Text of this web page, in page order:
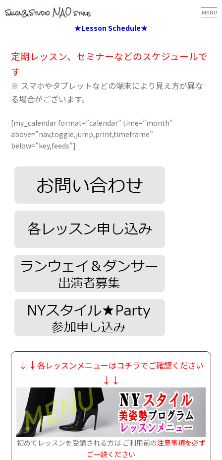
MENU
★Lesson Schedule★
定期レッスン、セミナーなどのスケジュールで
す
※ スマホやタブレットなどの端末により見え方が異な
る場合がございます。
[my_calendar format=”calendar” time=”month”
above=”nav,toggle,jump,print,timeframe”
below=”key,feeds”]
↓↓ 各レッスンメニューはコチラでご確認ください
↓↓
初めてレッスンを受講される方は ご利用前の注意事項を必ず
ご一読ください